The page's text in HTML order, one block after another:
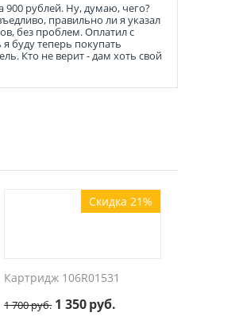
900 рублей. Ну, думаю, чего?
правильно ли я указал
без проблем. Оплатил с
буду теперь покупать
Кто не верит - дам хоть свой
Скидка 21%
Картридж 106R01531
1 700руб. 1 350руб.